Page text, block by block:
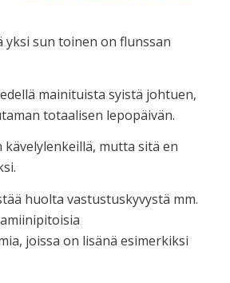
yksi sun toinen on flunssan
mainituista syistä johtuen,
totaalisen lepopäivän.
mutta sitä en
huolta vastustuskyvystä mm.
joissa on lisänä esimerkiksi